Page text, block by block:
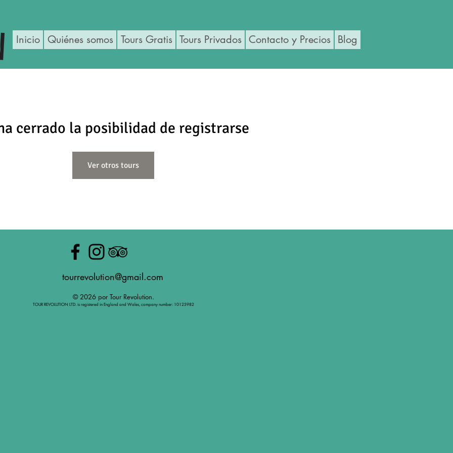
Inicio Quiénes somos Tours Gratis Tours Privados Contacto y Precios Blog
cerrado la posibilidad de registrarse
Ver otros tours
tourrevolution@gmail.com
© 2026 por Tour Revolution.
TOUR REVOLUTION LTD. is registered in England and Wales, company number: 10125982